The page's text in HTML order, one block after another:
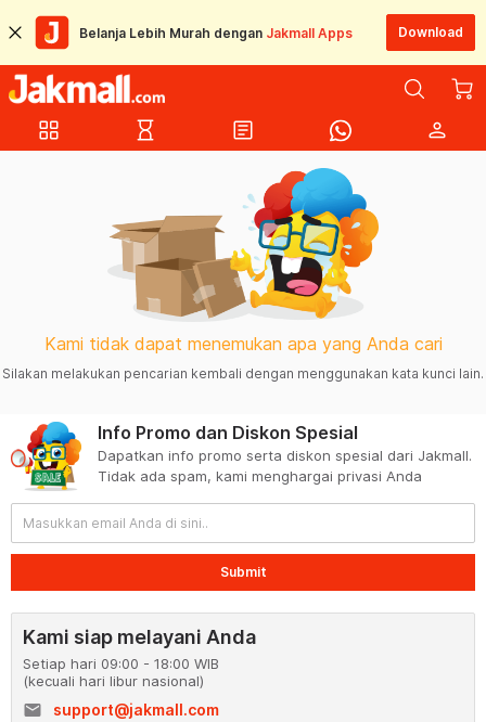
Belanja Lebih Murah dengan Jakmall Apps Download
grid_view hourglass_empty article person
Kami tidak dapat menemukan apa yang Anda cari
Silakan melakukan pencarian kembali dengan menggunakan kata kunci lain.
Info Promo dan Diskon Spesial
Dapatkan info promo serta diskon spesial dari Jakmall.
Tidak ada spam, kami menghargai privasi Anda
Submit
Kami siap melayani Anda
Setiap hari 09:00 - 18:00 WIB
(kecuali hari libur nasional)
email
support@jakmall.com